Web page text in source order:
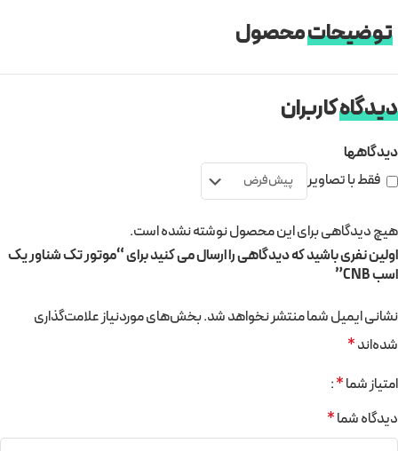
توضیحاتمحصول
دیدگاهکاربران
دیدگاهها
فقط با تصاویر
هیچ دیدگاهی برای این محصول نوشته نشده است.
اولین نفری باشید که دیدگاهی را ارسال می کنید برای “موتور تک شناور یک
اسب CNB”
نشانی ایمیل شما منتشر نخواهد شد.بخش‌های موردنیاز علامت‌گذاری
شده‌اند*
امتیاز شما*
دیدگاه شما*